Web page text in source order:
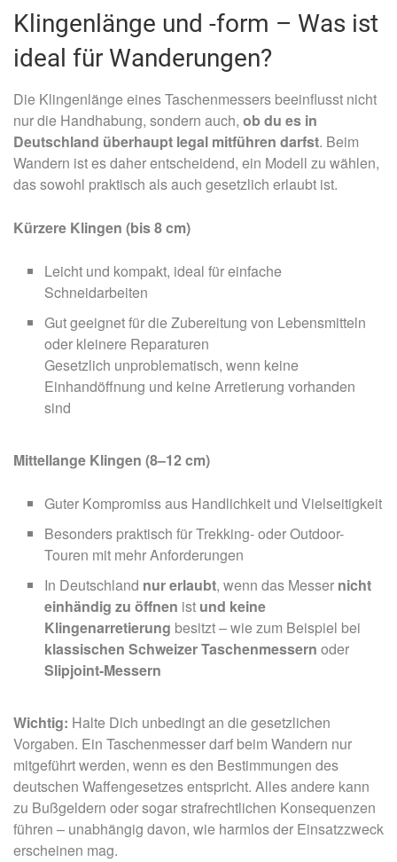
Klingenlänge und -form – Was ist
ideal für Wanderungen?
Die Klingenlänge eines Taschenmessers beeinflusst nicht
nur die Handhabung, sondern auch, ob du es in
Deutschland überhaupt legal mitführen darfst. Beim
Wandern ist es daher entscheidend, ein Modell zu wählen,
das sowohl praktisch als auch gesetzlich erlaubt ist.
Kürzere Klingen (bis 8 cm)
Leicht und kompakt, ideal für einfache
Schneidarbeiten
Gut geeignet für die Zubereitung von Lebensmitteln
oder kleinere Reparaturen
Gesetzlich unproblematisch, wenn keine
Einhandöffnung und keine Arretierung vorhanden
sind
Mittellange Klingen (8–12 cm)
Guter Kompromiss aus Handlichkeit und Vielseitigkeit
Besonders praktisch für Trekking- oder Outdoor-
Touren mit mehr Anforderungen
In Deutschland nur erlaubt, wenn das Messer nicht
einhändig zu öffnen ist und keine
Klingenarretierung besitzt – wie zum Beispiel bei
klassischen Schweizer Taschenmessern oder
Slipjoint-Messern
Wichtig: Halte Dich unbedingt an die gesetzlichen
Vorgaben. Ein Taschenmesser darf beim Wandern nur
mitgeführt werden, wenn es den Bestimmungen des
deutschen Waffengesetzes entspricht. Alles andere kann
zu Bußgeldern oder sogar strafrechtlichen Konsequenzen
führen – unabhängig davon, wie harmlos der Einsatzzweck
erscheinen mag.